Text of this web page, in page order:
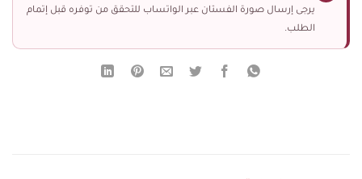
يرجى إرسال صورة الفستان عبر الواتساب للتحقق من توفره قبل إتمام
الطلب.